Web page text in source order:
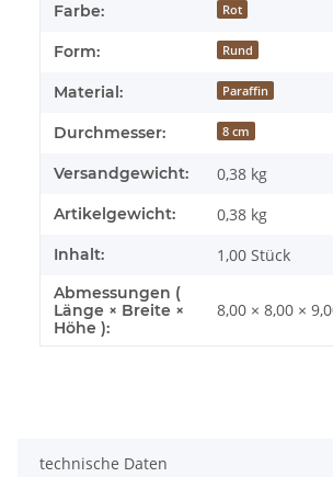
Farbe: Rot
Form: Rund
Material: Paraffin
Durchmesser: 8 cm
Versandgewicht: 0,38 kg
Artikelgewicht: 0,38 kg
Inhalt: 1,00 Stück
Abmessungen (
Länge × Breite ×
Höhe ):
8,00 × 8,00 ×
technische Daten